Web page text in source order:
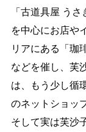
「古道具屋 う
を中心にお店や
リアにある「珈
などを催し、芙
は、もう少し循
のネットショッ
そして実は芙沙